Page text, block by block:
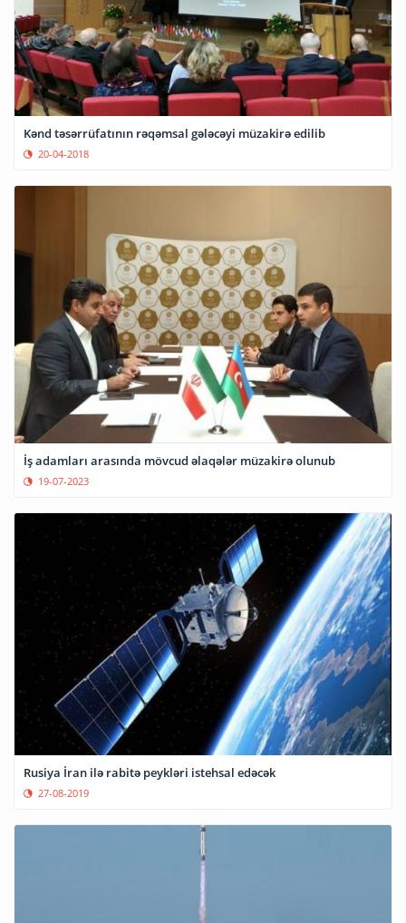
Kənd təsərrüfatının rəqəmsal gələcəyi müzakirə edilib
20-04-2018
İş adamları arasında mövcud əlaqələr müzakirə olunub
19-07-2023
Rusiya İran ilə rabitə peykləri istehsal edəcək
27-08-2019